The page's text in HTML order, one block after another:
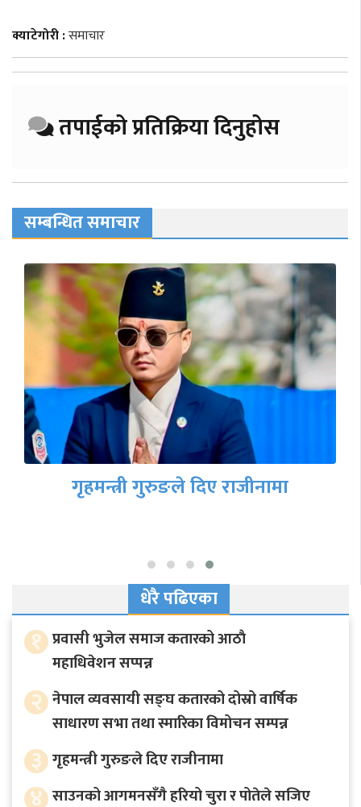
क्याटेगोरी :समाचार
तपाईको प्रतिक्रिया दिनुहोस
सम्बन्धित समाचार
गृहमन्त्री गुरुङले दिए राजीनामा
धेरै पढिएका
१ प्रवासी भुजेल समाज कतारको आठाै
महाधिवेशन सप्पन्न
२ नेपाल व्यवसायी सङ्घ कतारको दोस्रो वार्षिक
साधारण सभा तथा स्मारिका विमोचन सम्पन्न
३ गृहमन्त्री गुरुङले दिए राजीनामा
४ साउनको आगमनसँगै हरियो चुरा र पोतेले सजिए